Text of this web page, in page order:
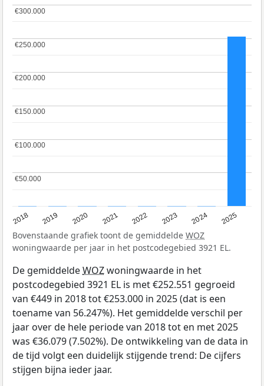
2018 2019 2020 2021 2022 2023 2024 2025
€50.000
€50.000
€100.000
€100.000
€150.000
€150.000
€200.000
€200.000
€250.000
€250.000
€300.000
€300.000
Bovenstaande grafiek toont de gemiddelde WOZ
woningwaarde per jaar in het postcodegebied 3921 EL.
De gemiddeldeWOZwoningwaarde in het
postcodegebied 3921 EL is met €252.551 gegroeid
van €449 in 2018 tot €253.000 in 2025 (dat is een
toename van 56.247%). Het gemiddelde verschil per
jaar over de hele periode van 2018 tot en met 2025
was €36.079 (7.502%). De ontwikkeling van de data in
de tijd volgt een duidelijk stijgende trend: De cijfers
stijgen bijna ieder jaar.